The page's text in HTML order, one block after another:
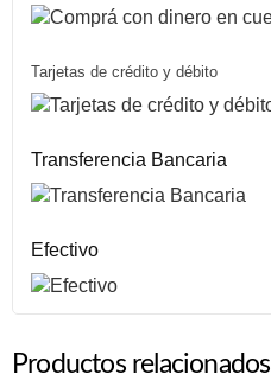
Tarjetas de crédito y débito
Transferencia Bancaria
Efectivo
Productos relacionados